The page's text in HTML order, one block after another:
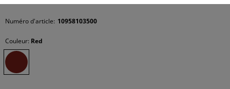
Numéro d'article: 10958103500
Couleur: Red